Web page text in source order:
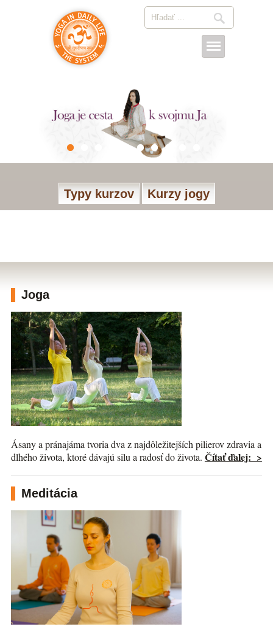
Typy kurzov Kurzy jogy
Joga
Ásany a pránajáma tvoria dva z najdôležitejších pilierov zdravia a
dlhého života, ktoré dávajú silu a radosť do života. Čítať ďalej: >
Meditácia